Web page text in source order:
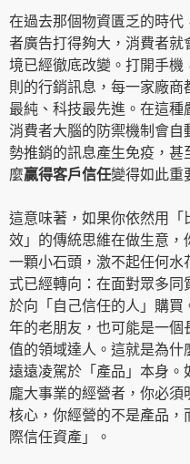
在過去那個物資匱乏的時
者廣告打得夠大，消費者
境已經徹底改變。打開手
則的行銷訊息，每一家廠
最純、科技最先進。在這種
消費者大腦的防禦機制會自
勢推銷的訊息產生免疫，
麼贏得客戶信任變得如此重
這意味著，如果你依然用「
效」的傳統思維在做生意，
一顆小石頭，激不起任何
式已經轉向：在面對眾多同
於向「自己信任的人」購買
年的老朋友，也可能是一
值的領域達人。這就是為什
遠遠凌駕於「產品」本身。
龐大事業的經營者，你必須
核心，你經營的不是產品，
際信任資產」。